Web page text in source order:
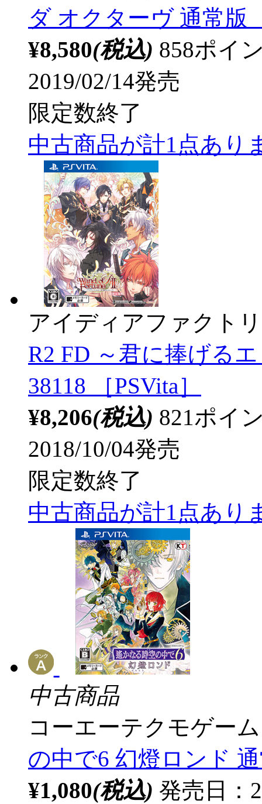
ダ オクターヴ 通常版
¥8,580(税込) 858ポイ
2019/02/14発売
限定数終了
中古商品が計1点あり
アイディアファクト
R2 FD ～君に捧げる
38118 ［PSVita］
¥8,206(税込) 821ポイ
2018/10/04発売
限定数終了
中古商品が計1点あり
中古商品
コーエーテクモゲー
の中で6 幻燈ロンド
¥1,080(税込) 発売日：